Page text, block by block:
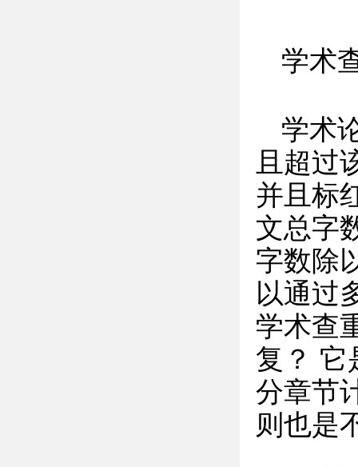
学术
学术
且超过
并且标
文总字
字数除
以通过
学术查
复？ 它
分章节
则也是